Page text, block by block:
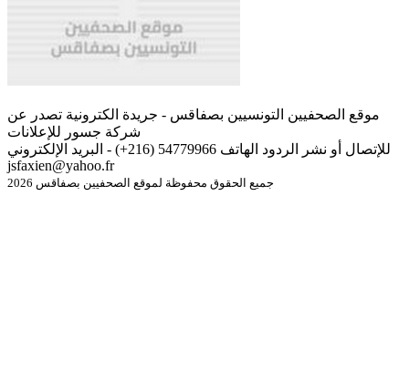
موقع الصحفيين التونسيين بصفاقس - جريدة الكترونية تصدر عن
شركة جسور للإعلانات
للإتصال أو نشر الردود الهاتف 54779966 (216+) - البريد الإلكتروني
jsfaxien@yahoo.fr
جميع الحقوق محفوظة لموقع الصحفيين بصفاقس 2026